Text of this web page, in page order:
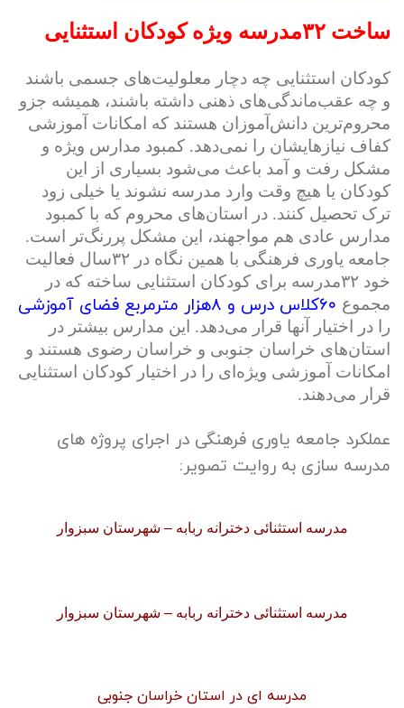
ساخت ۳۲مدرسه ویژه کودکان استثنایی
کودکان استثنایی چه دچار معلولیت‌های جسمی باشند
و چه عقب‌ماندگی‌های ذهنی داشته باشند، همیشه جزو
محروم‌ترین دانش‌آموزان هستند که امکانات آموزشی
کفاف نیازهایشان را نمی‌دهد. کمبود مدارس ویژه و
مشکل رفت و آمد باعث می‌شود بسیاری از این
کودکان یا هیچ وقت وارد مدرسه نشوند یا خیلی زود
ترک تحصیل کنند. در استان‌های محروم که با کمبود
مدارس عادی هم مواجهند، این مشکل پررنگ‌تر است.
جامعه یاوری فرهنگی با همین نگاه در ۳۲سال فعالیت
خود ۳۲مدرسه برای کودکان استثنایی ساخته که در
مجموع
را در اختیار آنها قرار می‌دهد. این مدارس بیشتر در
استان‌های خراسان جنوبی و خراسان رضوی هستند و
امکانات آموزشی ویژه‌ای را در اختیار کودکان استثنایی
قرار می‌دهند.
عملکرد جامعه یاوری فرهنگی در اجرای پروژه های
مدرسه سازی به روایت تصویر:
مدرسه استثنائی دخترانه ربابه – شهرستان سبزوار
مدرسه استثنائی دخترانه ربابه – شهرستان سبزوار
مدرسه ای در استان خراسان جنوبی